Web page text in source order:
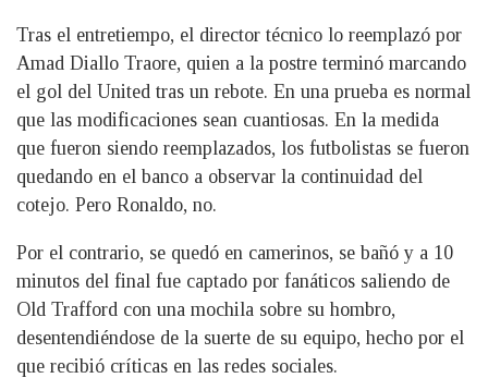
Tras el entretiempo, el director técnico lo reemplazó por
Amad Diallo Traore, quien a la postre terminó marcando
el gol del United tras un rebote. En una prueba es normal
que las modificaciones sean cuantiosas. En la medida
que fueron siendo reemplazados, los futbolistas se fueron
quedando en el banco a observar la continuidad del
cotejo. Pero Ronaldo, no.
Por el contrario, se quedó en camerinos, se bañó y a 10
minutos del final fue captado por fanáticos saliendo de
Old Trafford con una mochila sobre su hombro,
desentendiéndose de la suerte de su equipo, hecho por el
que recibió críticas en las redes sociales.